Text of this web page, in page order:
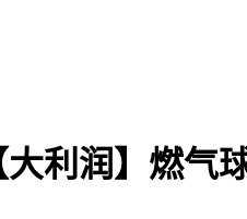
大利润】燃气